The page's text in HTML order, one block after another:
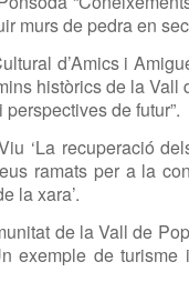
murs de pedra en
d’Amics i
històrics de la Vall
de futur”.
‘La recuperació
ramats per a la
la xara’.
de la Vall de
exemple de turisme